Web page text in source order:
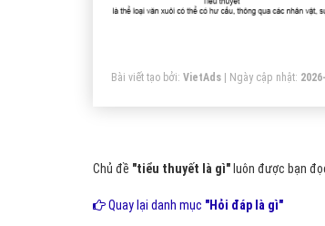
Bài viết tạo bởi: VietAds | Ngày cập nhật:
Chủ đề "tiểu thuyết là gì" luôn được bạn
Quay lại danh mục "Hỏi đáp là gì"